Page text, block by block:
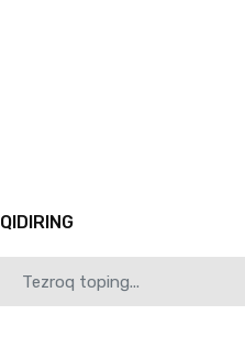
Yoshlar kuni munosib nishonlandi
QIDIRING